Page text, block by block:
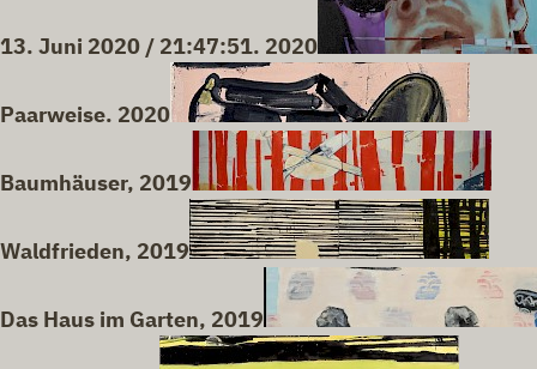
13. Juni 2020 / 21:47:51. 2020
Paarweise. 2020
Baumhäuser, 2019
Waldfrieden, 2019
Das Haus im Garten, 2019